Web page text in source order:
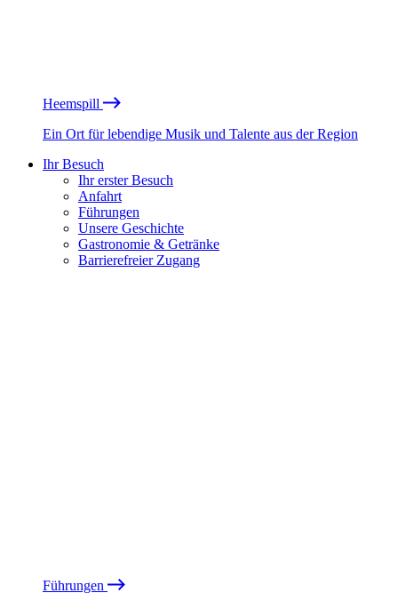
Heemspill
Ein Ort für lebendige Musik und Talente aus der Region
Ihr Besuch
Ihr erster Besuch
Anfahrt
Führungen
Unsere Geschichte
Gastronomie & Getränke
Barrierefreier Zugang
Führungen